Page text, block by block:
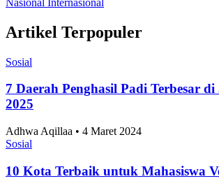
Hanya 15% Publik RI yang Menilai
Ekonomi Nasional Baik
Ekonomi dan Bisnis• 28 Juli 2026